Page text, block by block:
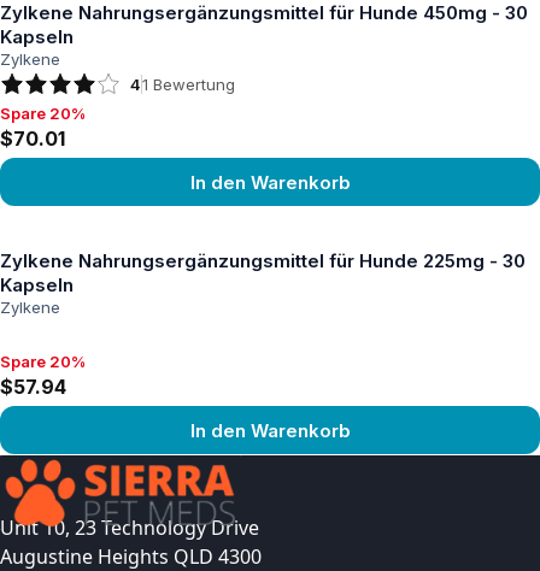
Zylkene Nahrungsergänzungsmittel für Hunde 450mg - 30
Kapseln
Zylkene
41 Bewertung
Spare 20%, $70.01
Spare 20%
$70.01
In den Warenkorb
Zylkene Nahrungsergänzungsmittel für Hunde 225mg - 30
Kapseln
Zylkene
Spare 20%, $57.94
Spare 20%
$57.94
In den Warenkorb
Produkt ansehen
Unit 10, 23 Technology Drive
Augustine Heights QLD 4300